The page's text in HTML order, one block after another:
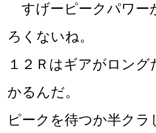
すげーピークパワー
ろくないね。
１２Ｒはギアがロン
かるんだ。
ピークを待つか半ク